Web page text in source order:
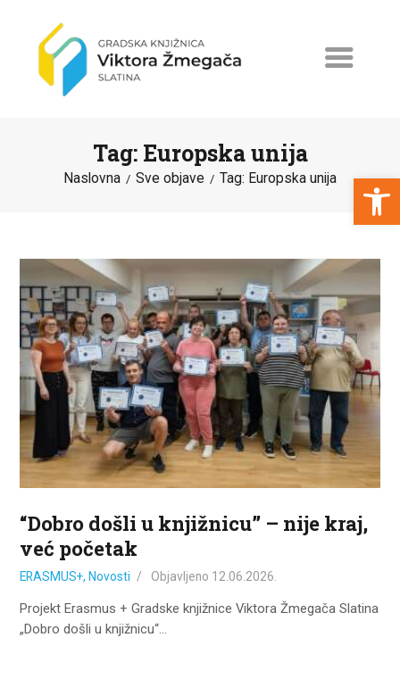
Open toolbar
Tag: Europska unija
Naslovna Sve objave Tag: Europska unija
NOVOSTI
ERASMUS+
PROGRAMI I PROJEKTI
KATALOG
O KNJIŽNICI
ZA KORISNIKE
ODJELI
DOKUMENTI
KONTAKT
“Dobro došli u knjižnicu” – nije kraj,
već početak
ERASMUS+, Novosti Objavljeno 12.06.2026.
Projekt Erasmus + Gradske knjižnice Viktora Žmegača Slatina
„Dobro došli u knjižnicu“…